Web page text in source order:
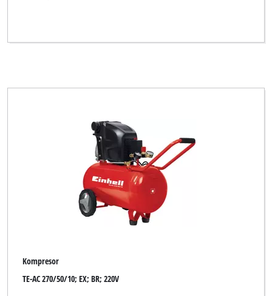
Kompresor
TE-AC 270/50/10; EX; BR; 220V